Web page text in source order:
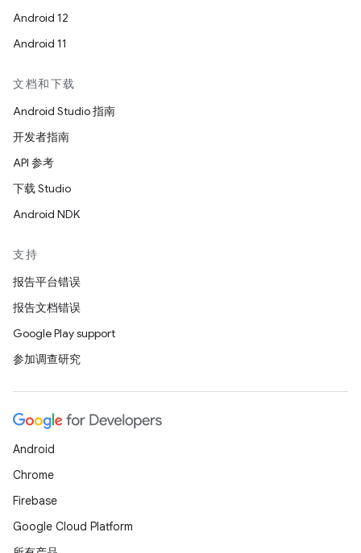
Android 12
Android 11
文档和下载
Android Studio 指南
开发者指南
API 参考
下载 Studio
Android NDK
支持
报告平台错误
报告文档错误
Google Play support
参加调查研究
Android
Chrome
Firebase
Google Cloud Platform